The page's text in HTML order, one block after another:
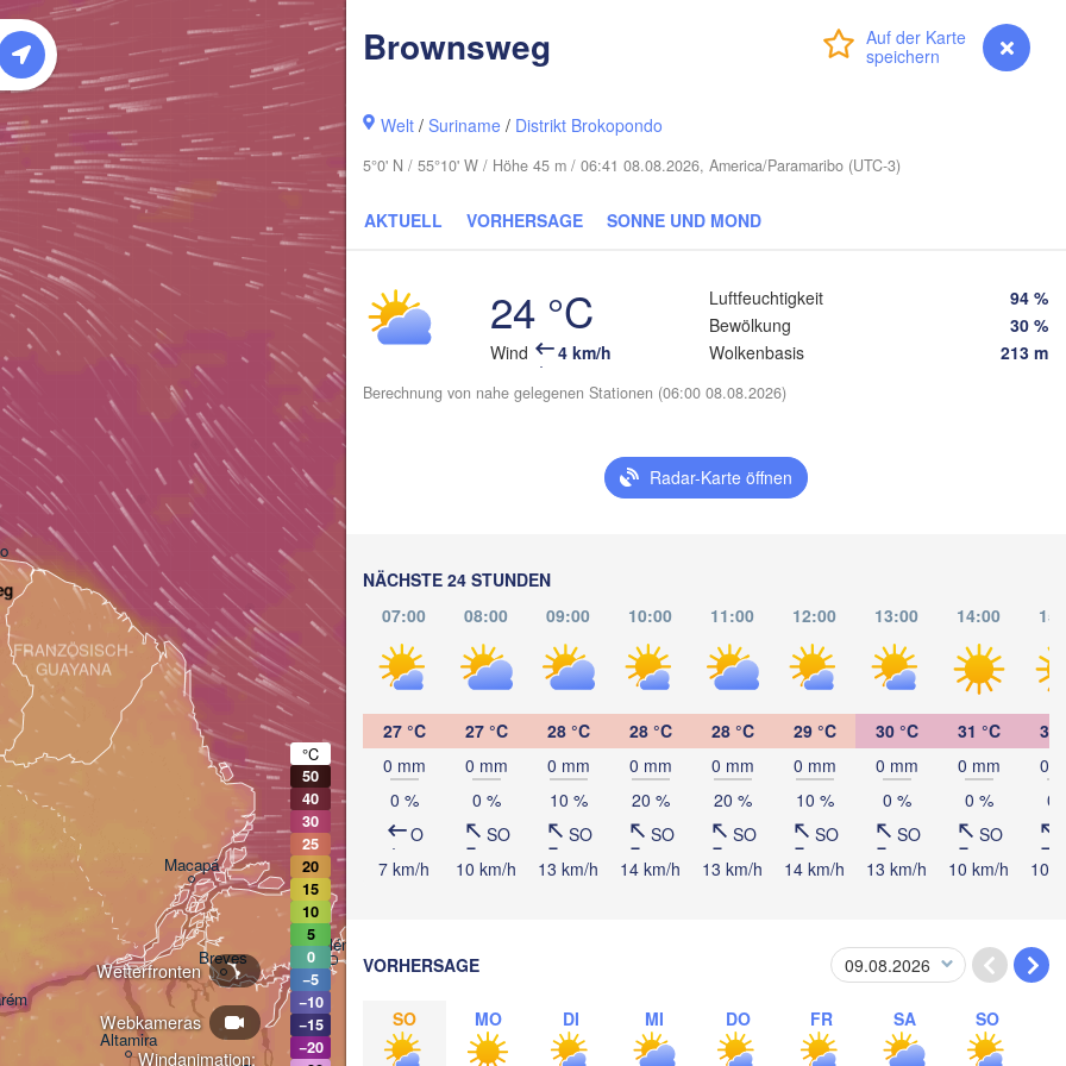
Anmelden myVentusky Vorhersage
Brownsweg
Welt /Suriname / Distrikt Brokopondo
5°0' N / 55°10' W / Höhe 45 m / 06:41 08.08.2026, America/Paramaribo (UTC-3)
AKTUELL VORHERSAGE SONNE UND MOND
24 °C
Wind 4 km/h
Luftfeuchtigkeit
94 %
Bewölkung
30 %
Wolkenbasis
213 m
Berechnung von nahe gelegenen Stationen (06:00 08.08.2026)
Radar-Karte öffnen
NÄCHSTE 24 STUNDEN
07:00
08:00 09:00 10:00 11:00 12:00 13:00 14:00
27 °C
0 mm
0 %
O
7 km/h
27 °C
0 mm
0 %
SO
10 km/h
28 °C
0 mm
10 %
SO
13 km/h
28 °C
0 mm
20 %
SO
14 km/h
28 °C
0 mm
20 %
SO
13 km/h
29 °C
0 mm
10 %
SO
14 km/h
30 °C
0 mm
0 %
SO
13 km/h
31 °C
0 mm
0 %
SO
10 km/h
31
0
0
10
VORHERSAGE
SO MO DI MI DO FR SA SO
Windanimation:
Webkameras
Wetterfronten
Macapá
FRANZÖSISCH-
GUAYANA
Belém
Paragominas
Breves
Altamira
°C
50
40
30
25
20
15
10
5
0
−5
−10
−15
−20